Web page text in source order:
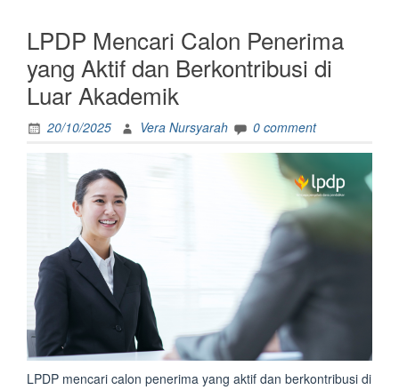
atau
ngak
di
beasiswa
Pertanyaan,
metode
menjawab
&
Contoh
jawabannya”
LPDP Mencari Calon Penerima
yang Aktif dan Berkontribusi di
Luar Akademik
20/10/2025 Vera Nursyarah 0 comment
LPDP mencari calon penerima yang aktif dan berkontribusi di